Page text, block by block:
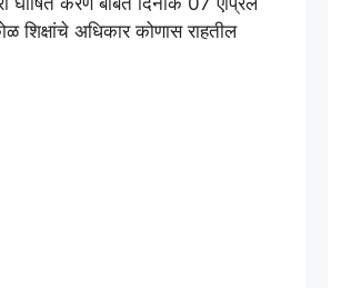
शिक्षांचे अधिकार कोणास राहतील